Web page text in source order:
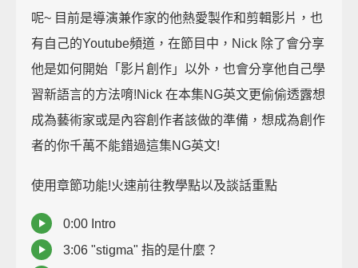
呢~ 目前是導演兼作家的他熱愛製作和剪輯影片，也
有自己的Youtube頻道，在節目中，Nick 除了會分享
他是如何開始「影片創作」以外，也會分享他自己學
習新語言的方法唷!Nick 在本集NG英文更偷偷透露想
成為藝術家或是內容創作者該做的準備，想成為創作
者的你千萬不能錯過這集NG英文!
使用章節功能!火速前往教學點以及談話重點
0:00 Intro
3:06 "stigma" 指的是什麼？